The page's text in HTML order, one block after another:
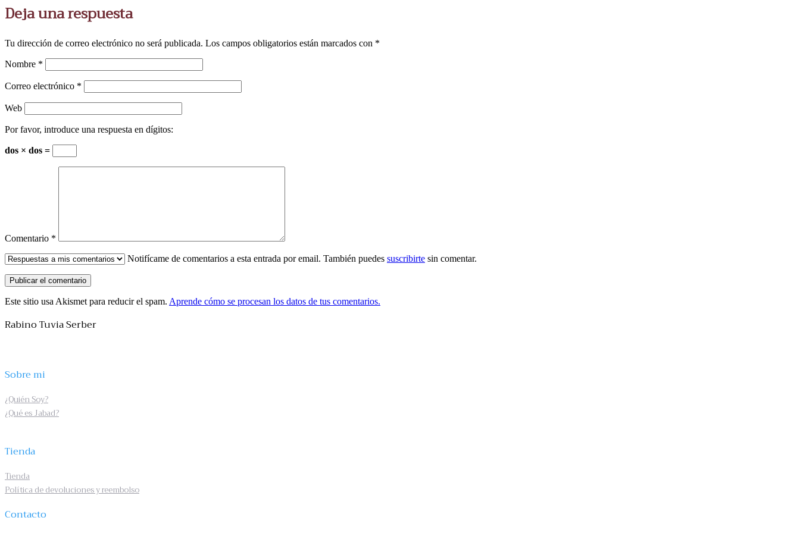
Deja una respuesta
Tu dirección de correo electrónico no será publicada. Los campos obligatorios están marcados con *
Nombre *
Correo electrónico *
Web
Por favor, introduce una respuesta en dígitos:
dos × dos =
Comentario *
Notifícame de comentarios a esta entrada por email. También puedes suscribirte sin comentar.
Este sitio usa Akismet para reducir el spam. Aprende cómo se procesan los datos de tus comentarios.
Rabino Tuvia Serber
Sobre mi
¿Quién Soy?
¿Qué es Jabad?
Tienda
Tienda
Política de devoluciones y reembolso
Contacto